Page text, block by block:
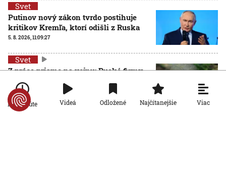
Svet
Putinov nový zákon tvrdo postihuje
kritikov Kremľa, ktorí odišli z Ruska
5. 8. 2026, 11:09:27
Svet
Z práce priamo na vojnu: Ruské firmy
sa pripravujú na mobilizáciu
zamestnancov
5. 8. 2026, 11:06:01
Po minúte Videá Odložené Najčítanejšie Viac